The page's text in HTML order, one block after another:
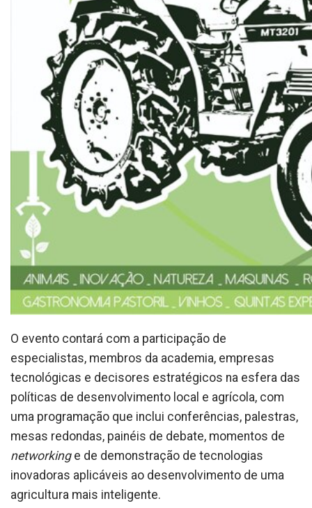
O evento contará com a participação de
especialistas, membros da academia, empresas
tecnológicas e decisores estratégicos na esfera das
políticas de desenvolvimento local e agrícola, com
uma programação que inclui conferências, palestras,
mesas redondas, painéis de debate, momentos de
networking e de demonstração de tecnologias
inovadoras aplicáveis ao desenvolvimento de uma
agricultura mais inteligente.